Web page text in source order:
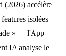
(2026) accélère
features isolées —
» — l'App
IA analyse le